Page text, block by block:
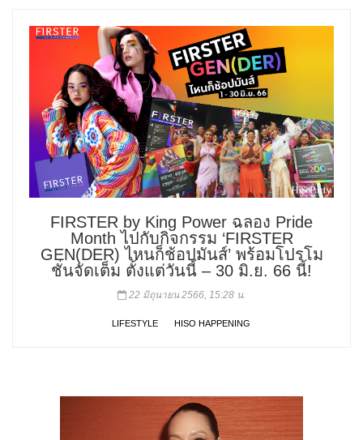
FIRSTER by King Power ฉลอง Pride
Month ไปกับกิจกรรม ‘FIRSTER
GEN(DER) ไหนก็ช้อปมันส์’ พร้อมโปรโม
ชั่นจัดเต็ม ตั้งแต่วันนี้ – 30 มิ.ย. 66 นี้!
22 มิถุนายน 2566, 15:28 น.
LIFESTYLE HISO HAPPENING